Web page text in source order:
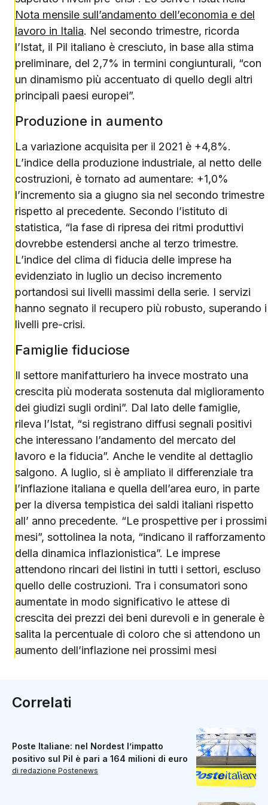
Nota mensile sull’andamento dell’economia e del
lavoro in Italia. Nel secondo trimestre, ricorda
l’Istat, il Pil italiano è cresciuto, in base alla stima
preliminare, del 2,7% in termini congiunturali, “con
un dinamismo più accentuato di quello degli altri
principali paesi europei”.
Produzione in aumento
La variazione acquisita per il 2021 è +4,8%.
L’indice della produzione industriale, al netto delle
costruzioni, è tornato ad aumentare: +1,0%
l’incremento sia a giugno sia nel secondo trimestre
rispetto al precedente. Secondo l’istituto di
statistica, “la fase di ripresa dei ritmi produttivi
dovrebbe estendersi anche al terzo trimestre.
L’indice del clima di fiducia delle imprese ha
evidenziato in luglio un deciso incremento
portandosi sui livelli massimi della serie. I servizi
hanno segnato il recupero più robusto, superando i
livelli pre-crisi.
Famiglie fiduciose
Il settore manifatturiero ha invece mostrato una
crescita più moderata sostenuta dal miglioramento
dei giudizi sugli ordini”. Dal lato delle famiglie,
rileva l’Istat, “si registrano diffusi segnali positivi
che interessano l’andamento del mercato del
lavoro e la fiducia”. Anche le vendite al dettaglio
salgono. A luglio, si è ampliato il differenziale tra
l’inflazione italiana e quella dell’area euro, in parte
per la diversa tempistica dei saldi italiani rispetto
all’ anno precedente. “Le prospettive per i prossimi
mesi”, sottolinea la nota, “indicano il rafforzamento
della dinamica inflazionistica”. Le imprese
attendono rincari dei listini in tutti i settori, escluso
quello delle costruzioni. Tra i consumatori sono
aumentate in modo significativo le attese di
crescita dei prezzi dei beni durevoli e in generale è
salita la percentuale di coloro che si attendono un
aumento dell’inflazione nei prossimi mesi
Correlati
Poste Italiane: nel Nordest l’impatto
positivo sul Pil è pari a 164 milioni di euro
di redazione Postenews